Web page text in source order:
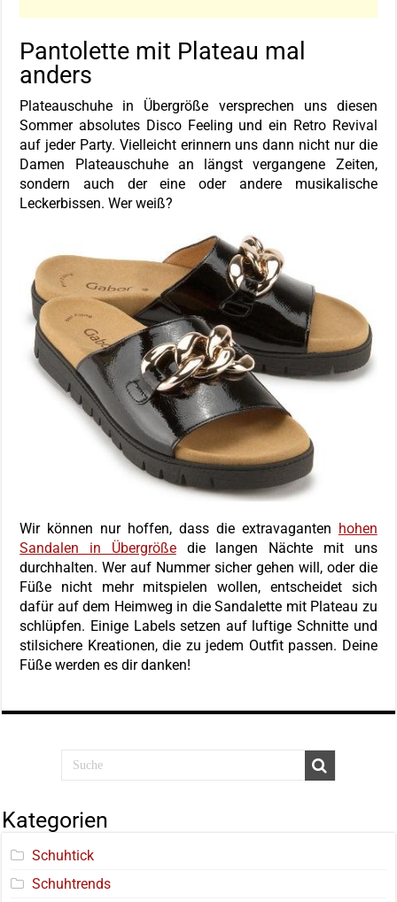
Pantolette mit Plateau mal
anders
Plateauschuhe in Übergröße versprechen uns diesen
Sommer absolutes Disco Feeling und ein Retro Revival
auf jeder Party. Vielleicht erinnern uns dann nicht nur die
Damen Plateauschuhe an längst vergangene Zeiten,
sondern auch der eine oder andere musikalische
Leckerbissen. Wer weiß?
Wir können nur hoffen, dass die extravaganten hohen
Sandalen in Übergrößedie langen Nächte mit uns
durchhalten. Wer auf Nummer sicher gehen will, oder die
Füße nicht mehr mitspielen wollen, entscheidet sich
dafür auf dem Heimweg in die Sandalette mit Plateau zu
schlüpfen. Einige Labels setzen auf luftige Schnitte und
stilsichere Kreationen, die zu jedem Outfit passen. Deine
Füße werden es dir danken!
Kategorien
Schuhtick
Schuhtrends